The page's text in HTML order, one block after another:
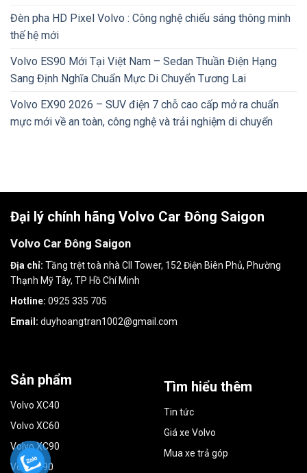
Đèn pha HD Pixel Volvo : Công nghệ chiếu sáng thông minh
thế hệ mới
Volvo ES90 Mới Tại Việt Nam – Sedan Thuần Điện Hạng
Sang Định Nghĩa Chuẩn Mực Di Chuyển Tương Lai
Volvo EX90 2026 – SUV điện 7 chỗ cao cấp mở ra chuẩn
mực mới về an toàn, công nghệ và trải nghiệm di chuyển
Đại lý chính hãng Volvo Car Đông Saigon
Volvo Car Đông Saigon
Địa chỉ: Tầng trệt toà nhà CII Tower, 152 Điện Biên Phủ, Phường
Thạnh Mỹ Tây, TP Hồ Chí Minh
Hotline: 0925 335 705
Email: duyhoangtran1002@gmail.com
Sản phẩm
Volvo XC40
Volvo XC60
Volvo XC90
Volvo S90
Tìm hiểu thêm
Tin tức
Giá xe Volvo
Mua xe trả góp